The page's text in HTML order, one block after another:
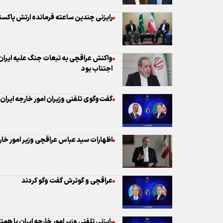
رایزنی چندین ساعته فرمانده ارتش
واکنش عراقچی به تبعات جنگ علیه
اجتناب بود
گفت‌وگوی تلفنی وزیران امور خارجه ایران
اظهارات سید عباس عراقچی وزیر امور
عراقچی و گوترش گفت وگو کردند